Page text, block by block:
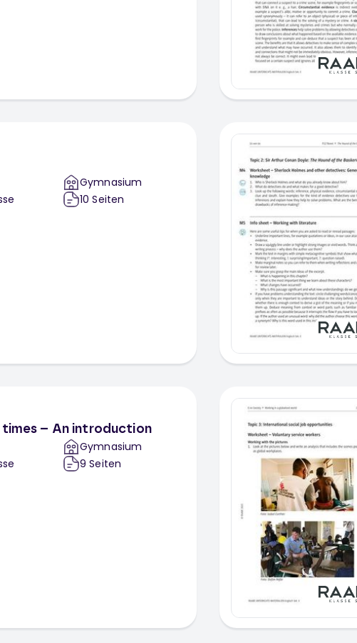
Gymnasium
10 Seiten
– An introduction
Gymnasium
9 Seiten